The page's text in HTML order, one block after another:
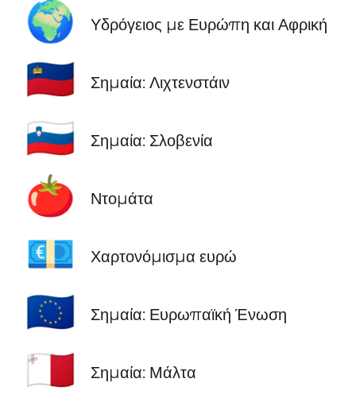
🌍 Υδρόγειος με Ευρώπη και Αφρική
🇱🇮 Σημαία: Λιχτενστάιν
🇸🇮 Σημαία: Σλοβενία
🍅 Ντομάτα
💶 Χαρτονόμισμα ευρώ
🇪🇺 Σημαία: Ευρωπαϊκή Ένωση
🇲🇹 Σημαία: Μάλτα